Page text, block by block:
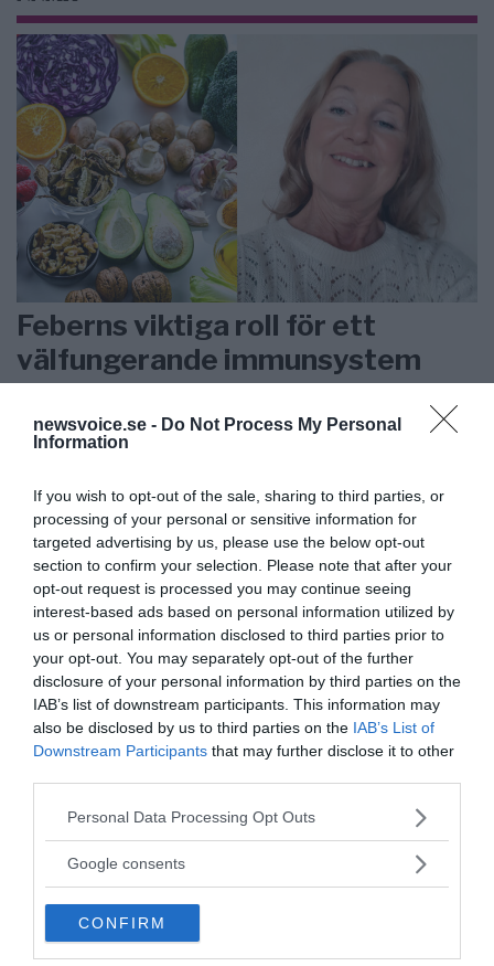
newsvoice.se - Do Not Process My Personal
Information
If you wish to opt-out of the sale, sharing to third parties, or
processing of your personal or sensitive information for
targeted advertising by us, please use the below opt-out
section to confirm your selection. Please note that after your
opt-out request is processed you may continue seeing
interest-based ads based on personal information utilized by
us or personal information disclosed to third parties prior to
your opt-out. You may separately opt-out of the further
disclosure of your personal information by third parties on the
IAB’s list of downstream participants. This information may
also be disclosed by us to third parties on the IAB’s List of
Downstream Participants that may further disclose it to other
Please note that this website/app uses one or more Google
not limited to your visit or usage behaviour. You may click to
use your data for below specified purposes in below Google
consent section.
Personal Data Processing Opt Outs
Google consents
CONFIRM
Feberns viktiga roll för ett
välfungerande immunsystem
ANNONSER